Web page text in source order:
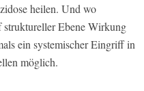
heilen. Und wo
Ebene Wirkung
ein systemischer Eingriff in
möglich.